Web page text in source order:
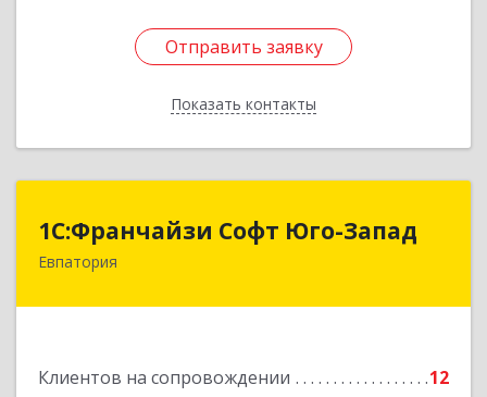
Отправить заявку
Показать контакты
Отправить заявку
Назад
1С:Франчайзи Софт Юго-Запад
Евпатория
Клиентов на сопровождении 12
1С:Франчайзи Софт Юго-Запад
297407, Крым Респ, Евпатория г, Победы пр-кт,